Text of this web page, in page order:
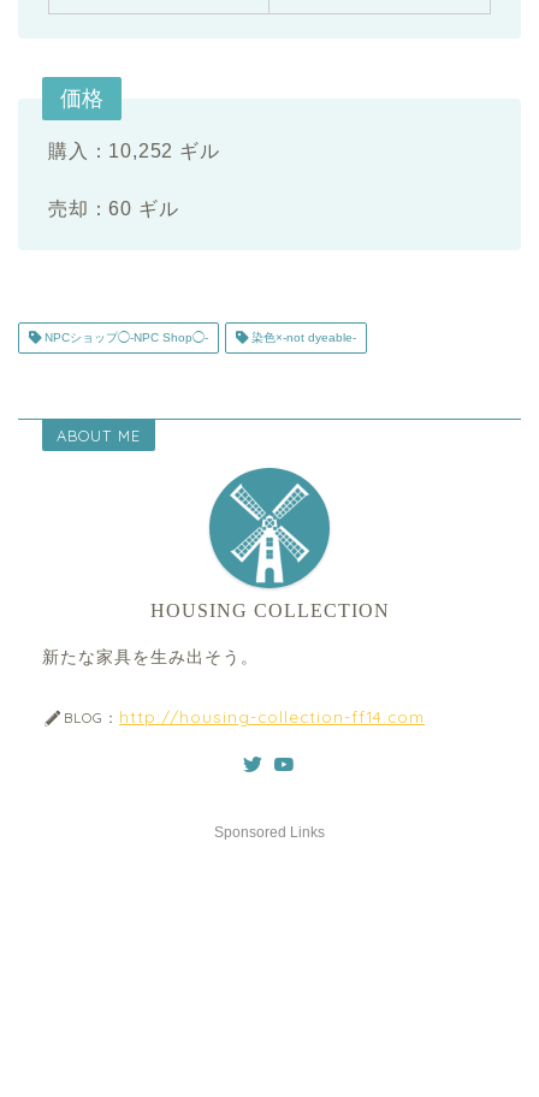
価格
購入：10,252 ギル
売却：60 ギル
NPCショップ◯-NPC Shop◯- 染色×-not dyeable-
ABOUT ME
HOUSING COLLECTION
新たな家具を生み出そう。
BLOG： http://housing-collection-ff14.com
Sponsored Links